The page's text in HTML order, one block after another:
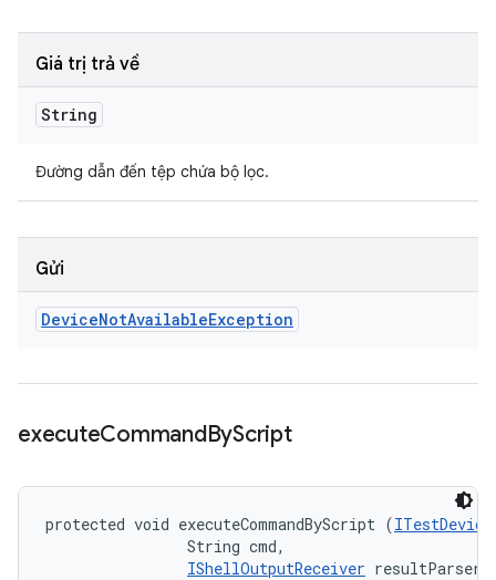
Giá trị trả về
String
Đường dẫn đến tệp chứa bộ lọc.
Gửi
DeviceNotAvailableException
executeCommandByScript
protected void executeCommandByScript (ITestDevice
                String cmd,
IShellOutputReceiver resultParser)